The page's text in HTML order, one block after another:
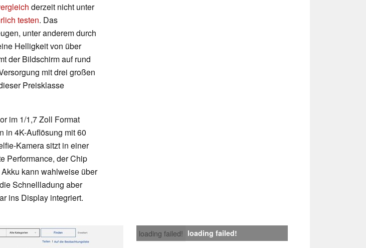
derzeit nicht unter
testen. Das
unter anderem durch
Helligkeit von über
der Bildschirm auf rund
mit drei großen
Preisklasse
im 1/1,7 Zoll Format
in 4K-Auflösung mit 60
Kamera sitzt in einer
Performance, der Chip
kann wahlweise über
Schnellladung aber
ins Display integriert.
loading failed! loading failed!